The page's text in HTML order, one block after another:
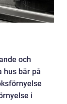
och
hus bär på
i